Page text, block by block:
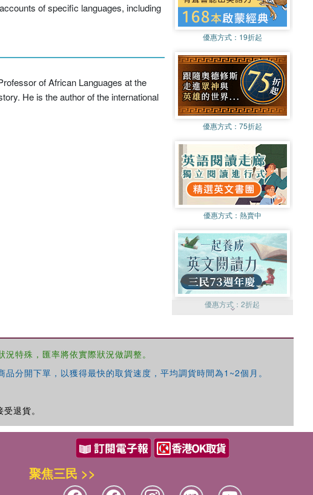
of specific languages, including
of African Languages at the
He is the author of the international
優惠方式： 19折起
優惠方式： 75折起
優惠方式： 熱賣中
優惠方式：2折起
特殊，匯率將依實際狀況做調整。
分開下單，以獲得最快的取貨速度，平均調貨時間為1~2個月。
退貨。
聚焦三民 >>